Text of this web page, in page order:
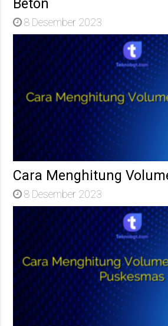
Beton
8 Desember 2023
Cara Menghitung
8 Desember 2023